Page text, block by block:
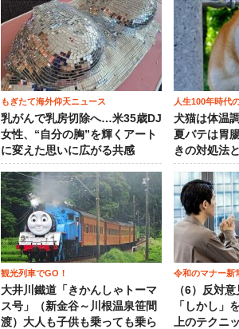
もぎたて海外仰天ニュース
乳がんで乳房切除へ…米35歳DJ
女性、“自分の胸”を輝くアート
に変えた思いに広がる共感
人生100年時代
犬猫は体温
夏バテは胃
きの対処法
観光列車でGO！
大井川鐵道「きかんしゃトーマ
ス号」（新金谷～川根温泉笹間
渡）大人も子供も乗っても乗ら
令和のマナー新
（6）反対
「しかし」
上のテクニ